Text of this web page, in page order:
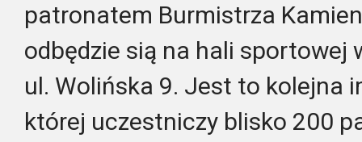
patronatem Burmistrza
odbędzie sią na hali sportowej
ul. Wolińska 9. Jest to kolejna
której uczestniczy blisko 200